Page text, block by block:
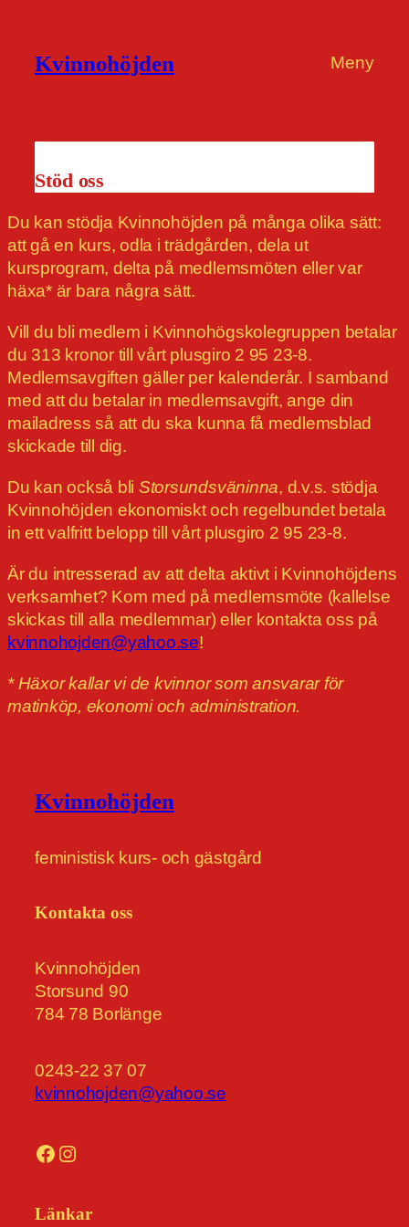
Kvinnohöjden Meny
Stöd oss
Du kan stödja Kvinnohöjden på många olika sätt:
att gå en kurs, odla i trädgården, dela ut
kursprogram, delta på medlemsmöten eller var
häxa* är bara några sätt.
Vill du bli medlem i Kvinnohögskolegruppen betalar
du 313 kronor till vårt plusgiro 2 95 23-8.
Medlemsavgiften gäller per kalenderår. I samband
med att du betalar in medlemsavgift, ange din
mailadress så att du ska kunna få medlemsblad
skickade till dig.
Du kan också bli Storsundsväninna, d.v.s. stödja
Kvinnohöjden ekonomiskt och regelbundet betala
in ett valfritt belopp till vårt plusgiro 2 95 23-8.
Är du intresserad av att delta aktivt i Kvinnohöjdens
verksamhet? Kom med på medlemsmöte (kallelse
skickas till alla medlemmar) eller kontakta oss på
kvinnohojden@yahoo.se!
* Häxor kallar vi de kvinnor som ansvarar för
matinköp, ekonomi och administration.
Kvinnohöjden
feministisk kurs- och gästgård
Kontakta oss
Kvinnohöjden
Storsund 90
784 78 Borlänge
0243-22 37 07
kvinnohojden@yahoo.se
Facebook Instagram
Länkar